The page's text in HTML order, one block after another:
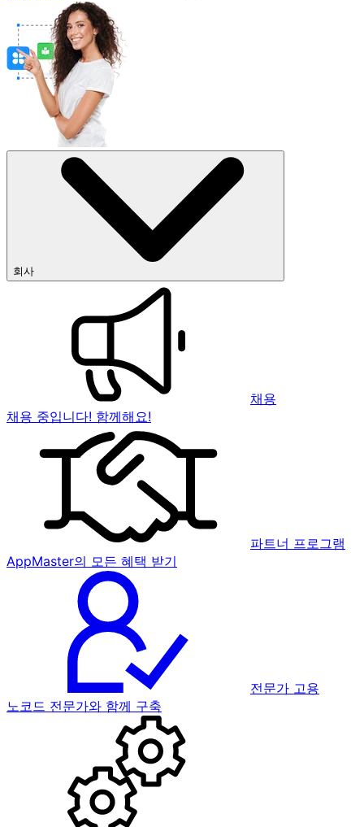
회사
채용
채용 중입니다! 함께해요!
파트너 프로그램
AppMaster의 모든 혜택 받기
전문가 고용
노코드 전문가와 함께 구축